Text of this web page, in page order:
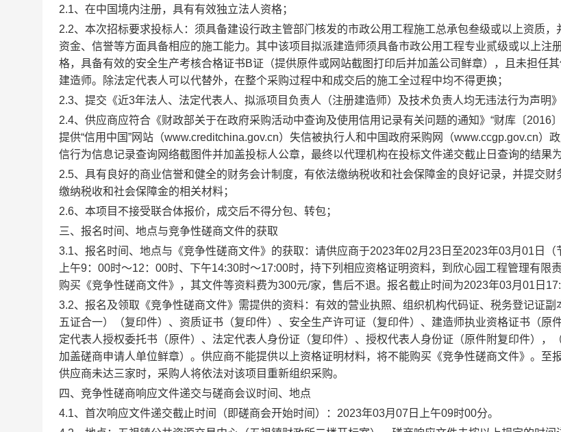
2.1、在中国境内注册，具有有效独立法人资格；
2.2、本次招标要求投标人：须具备建设行政主管部门核发的市政公用工程施工总承包叁级或以上资质，
资金、信誉等方面具备相应的施工能力。其中该项目拟派建造师须具备市政公用工程专业贰级或以上注
格，具备有效的安全生产考核合格证书B证（提供原件或网站截图打印后并加盖公司鲜章），且未担任
建造师。除法定代表人可以代替外，在整个采购过程中和成交后的施工全过程中均不得更换；
2.3、提交《近3年法人、法定代表人、拟派项目负责人（注册建造师）及技术负责人均无违法行为声明》
2.4、供应商应符合《财政部关于在政府采购活动中查询及使用信用记录有关问题的通知》“财库〔2016〕
提供“信用中国”网站（www.creditchina.gov.cn）失信被执行人和中国政府采购网（www.ccgp.gov.cn）
信行为信息记录查询网络截图件并加盖投标人公章，最终以代理机构在投标文件递交截止日查询的结果为
2.5、具有良好的商业信誉和健全的财务会计制度，有依法缴纳税收和社会保障金的良好记录，并提交财
缴纳税收和社会保障金的相关材料；
2.6、本项目不接受联合体报价，成交后不得分包、转包；
三、报名时间、地点与竞争性磋商文件的获取
3.1、报名时间、地点与《竞争性磋商文件》的获取：请供应商于2023年02月 23 日至2023年03月 01 日（
上午9：00时～12：00时、下午14:30时～17:00时，持下列相应资格证明资料，到 欣心园工程管理有限
购买《竞争性磋商文件》，其文件等资料费为300元/家，售后不退。报名截止时间为2023年03月 01 日
3.2、报名及领取《竞争性磋商文件》需提供的资料：有效的营业执照、组织机构代码证、税务登记证副
五证合一）（复印件）、资质证书（复印件）、安全生产许可证（复印件）、建造师执业资格证书（原
定代表人授权委托书（原件）、法定代表人身份证（复印件）、授权代表人身份证（原件附复印件），
加盖磋商申请人单位鲜章）。供应商不能提供以上资格证明材料，将不能购买《竞争性磋商文件》。至
供应商未达三家时，采购人将依法对该项目重新组织采购。
四、竞争性磋商响应文件递交与磋商会议时间、地点
4.1、首次响应文件递交截止时间（即磋商会开始时间）：2023年03月 07 日上午09时00分。